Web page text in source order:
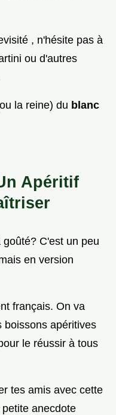
, n'hésite pas à
ou d'autres
la reine) du blanc
Apéritif
C'est un peu
en version
français. On va
boissons apéritives
le réussir à tous
tes amis avec cette
anecdote